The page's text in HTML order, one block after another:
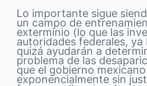
Lo importante sigue
un campo de
exterminio (lo que las
autoridades federales, ya
quizá ayudarán a
problema de las
que el gobierno
exponencialmente sin